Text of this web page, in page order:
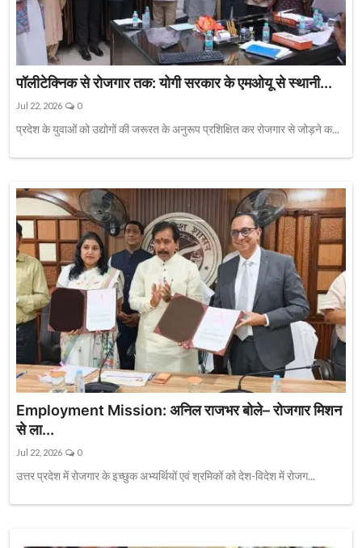
पॉलीटेक्निक से रोजगार तक: योगी सरकार के एमओयू से स्थानी...
Jul 22, 2026 0
प्रदेश के युवाओं को उद्योगों की जरूरत के अनुरूप प्रशिक्षित कर रोजगार से जोड़ने क...
Employment Mission: अनिल राजभर बोले– रोजगार मिशन
से ला...
Jul 22, 2026 0
उत्तर प्रदेश में रोजगार के इच्छुक अभ्यर्थियों एवं श्रमिकों को देश-विदेश में रोजग...